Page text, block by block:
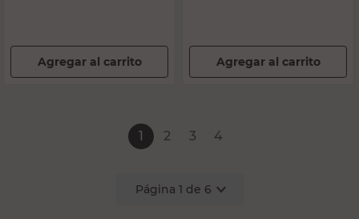
Agregar al carrito Agregar al carrito
1 2 3 4
Página 1 de 6